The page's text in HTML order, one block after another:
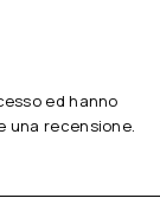
ed hanno
una recensione.